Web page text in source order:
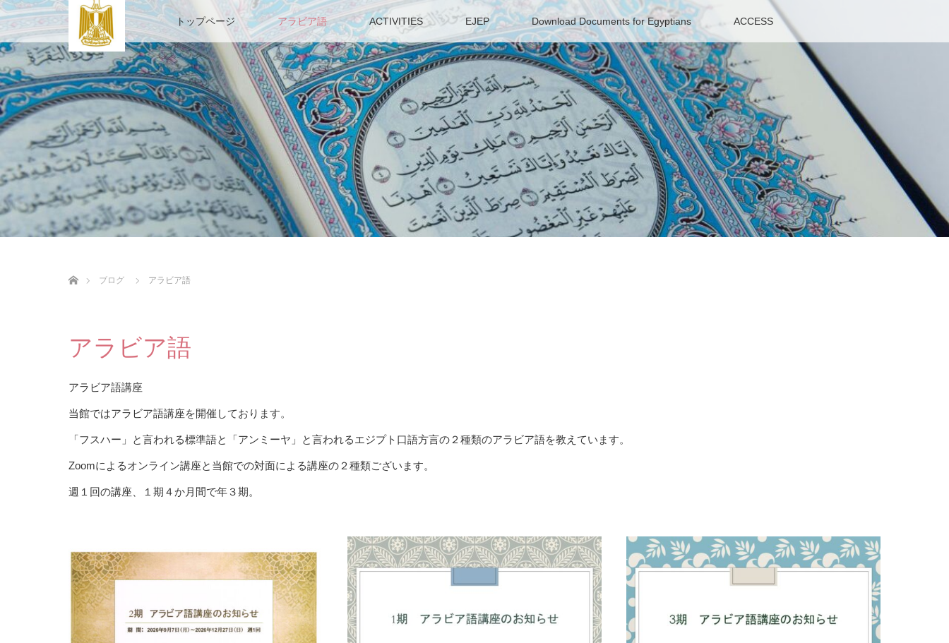
トップページ アラビア語 ACTIVITIES EJEP Download Documents for Egyptians ACCESS
ブログ
アラビア語
アラビア語
アラビア語講座
当館ではアラビア語講座を開催しております。
「フスハー」と言われる標準語と「アンミーヤ」と言われるエジプト口語方言の２種類のアラビア語を教えています。
Zoomによるオンライン講座と当館での対面による講座の２種類ございます。
週１回の講座、１期４か月間で年３期。